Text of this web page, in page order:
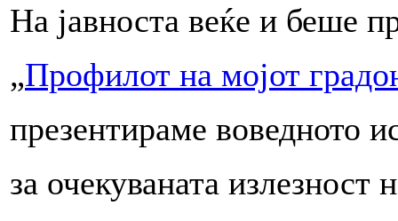
На јавноста веќе и беше
„Профилот на мојот
презентираме воведното
за очекуваната излезност